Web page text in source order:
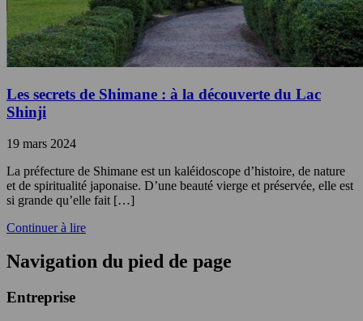
Les secrets de Shimane : à la découverte du Lac
Shinji
19 mars 2024
La préfecture de Shimane est un kaléidoscope d’histoire, de nature
et de spiritualité japonaise. D’une beauté vierge et préservée, elle est
si grande qu’elle fait […]
Continuer à lire
Navigation du pied de page
Entreprise